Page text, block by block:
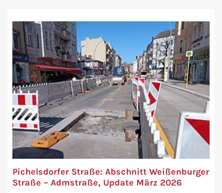
Pichelsdorfer Straße: Abschnitt Weißenburger
Straße – Admstraße, Update März 2026